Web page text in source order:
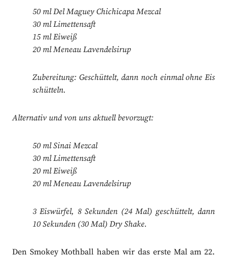
50 ml Del Maguey Chichicapa Mezcal
30 ml Limettensaft
15 ml Eiweiß
20 ml Meneau Lavendelsirup
Zubereitung: Geschüttelt, dann noch einmal ohne Eis
schütteln.
Alternativ und von uns aktuell bevorzugt:
50 ml Sinai Mezcal
30 ml Limettensaft
20 ml Eiweiß
20 ml Meneau Lavendelsirup
3 Eiswürfel, 8 Sekunden (24 Mal) geschüttelt, dann
10 Sekunden (30 Mal) Dry Shake.
Den Smokey Mothball haben wir das erste Mal am 22.